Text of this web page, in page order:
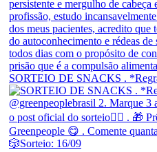
SORTEIO DE SNACKS .